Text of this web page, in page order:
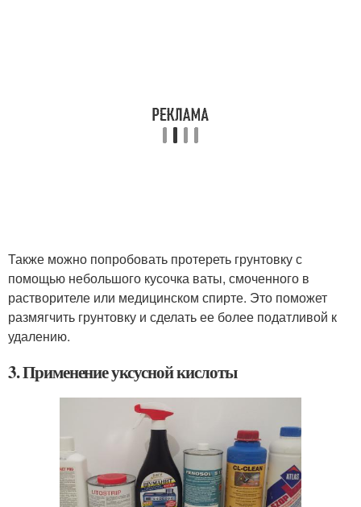
Также можно попробовать протереть грунтовку с
помощью небольшого кусочка ваты, смоченного в
растворителе или медицинском спирте. Это поможет
размягчить грунтовку и сделать ее более податливой к
удалению.
3. Применение уксусной кислоты